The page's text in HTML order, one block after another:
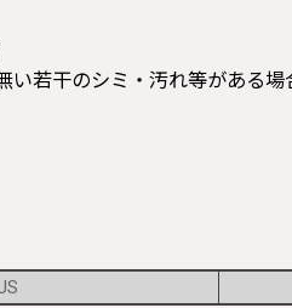
い若干のシミ・汚れ等がある